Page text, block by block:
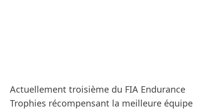
Actuellement troisième du FIA Endurance
Trophies récompensant la meilleure équipe